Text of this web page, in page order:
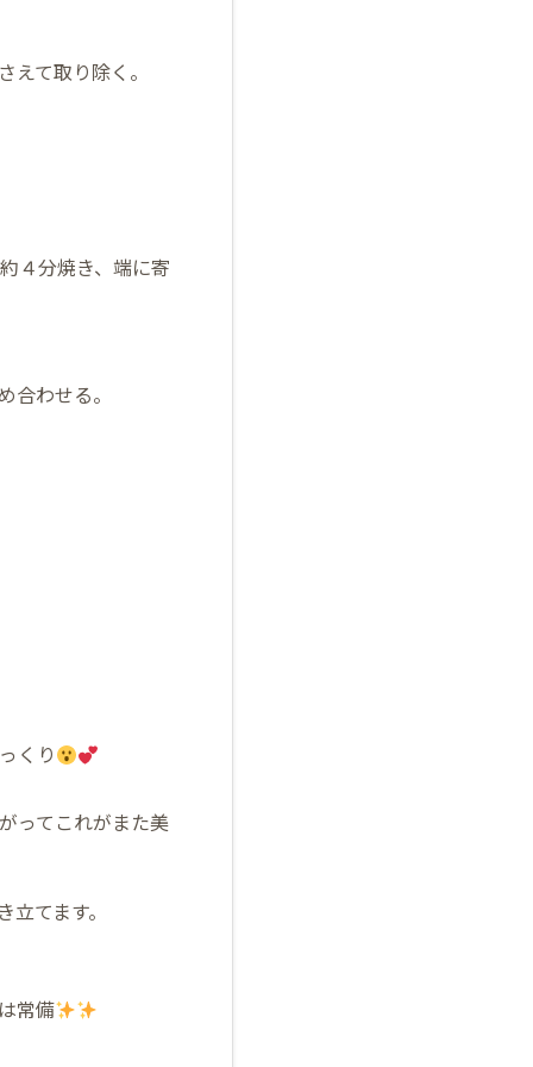
て取り除く。
４分焼き、端に寄
わせる。
くり
ってこれがまた美
てます。
常備